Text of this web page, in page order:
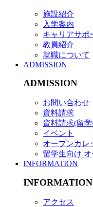
施設紹介
入学案内
キャリアサポ
教員紹介
就職について
ADMISSION
ADMISSION
お問い合わせ
資料請求
資料請求(留
イベント
オープンカレ
留学生向け
INFORMATION
INFORMATION
アクセス